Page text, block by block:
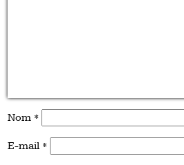
Nom *
E-mail *